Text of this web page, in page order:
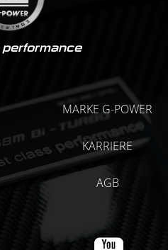
MARKE G-POWER
KARRIERE
AGB